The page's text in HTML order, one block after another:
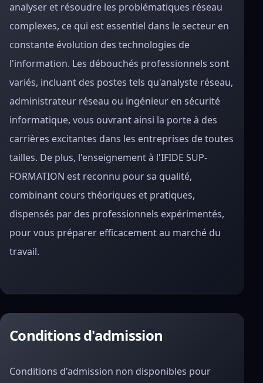
analyser et résoudre les problématiques réseau
complexes, ce qui est essentiel dans le secteur en
constante évolution des technologies de
l'information. Les débouchés professionnels sont
variés, incluant des postes tels qu'analyste réseau,
administrateur réseau ou ingénieur en sécurité
informatique, vous ouvrant ainsi la porte à des
carrières excitantes dans les entreprises de toutes
tailles. De plus, l'enseignement à l'IFIDE SUP-
FORMATION est reconnu pour sa qualité,
combinant cours théoriques et pratiques,
dispensés par des professionnels expérimentés,
pour vous préparer efficacement au marché du
travail.
Conditions d'admission
Conditions d'admission non disponibles pour